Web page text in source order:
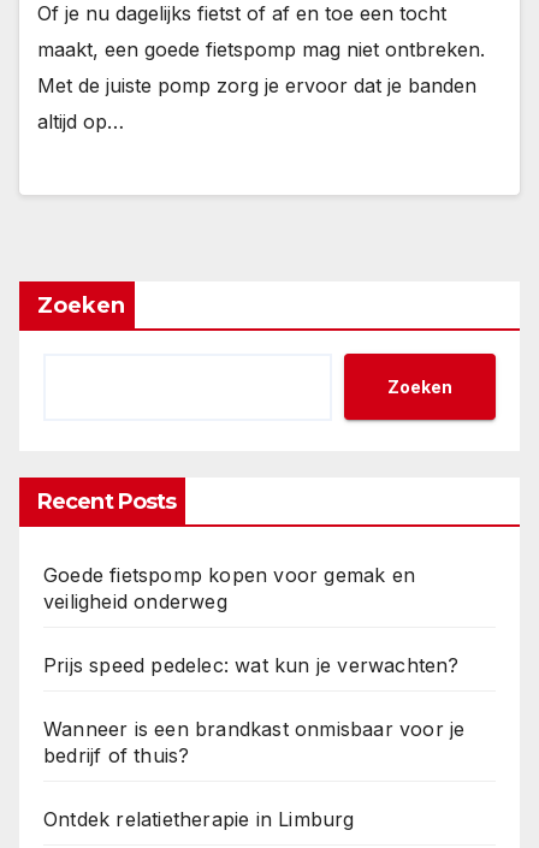
Of je nu dagelijks fietst of af en toe een tocht
maakt, een goede fietspomp mag niet ontbreken.
Met de juiste pomp zorg je ervoor dat je banden
altijd op…
Zoeken
Zoeken
Recent Posts
Goede fietspomp kopen voor gemak en
veiligheid onderweg
Prijs speed pedelec: wat kun je verwachten?
Wanneer is een brandkast onmisbaar voor je
bedrijf of thuis?
Ontdek relatietherapie in Limburg